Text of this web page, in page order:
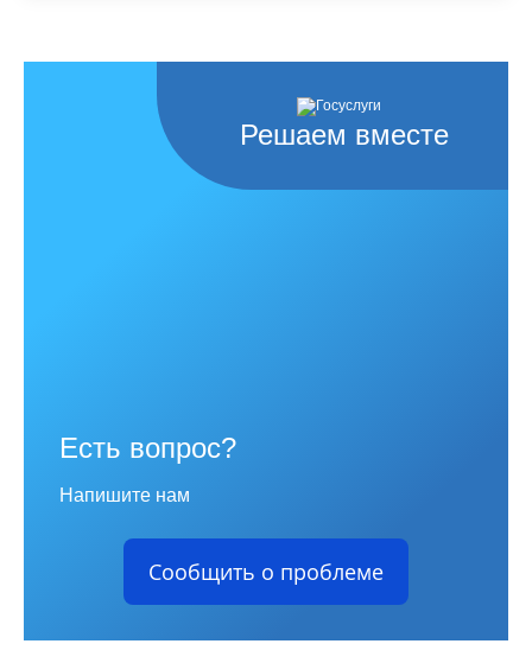
Решаем вместе
Есть вопрос?
Напишите нам
Сообщить о проблеме